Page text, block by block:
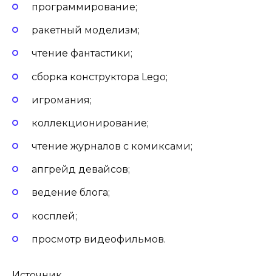
программирование;
ракетный моделизм;
чтение фантастики;
сборка конструктора Lego;
игромания;
коллекционирование;
чтение журналов с комиксами;
апгрейд девайсов;
ведение блога;
косплей;
просмотр видеофильмов.